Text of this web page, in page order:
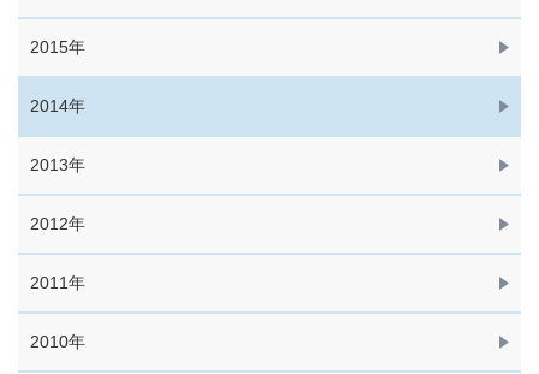
2015年
2014年
2013年
2012年
2011年
2010年